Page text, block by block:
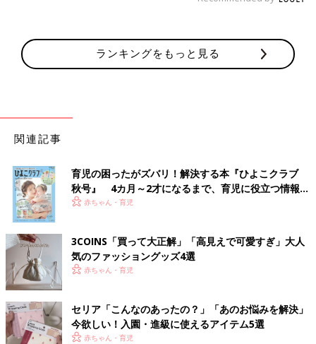
ランキングをもっと見る
関連記事
育児の困ったがズバリ！解決する本『ひよこクラブ
秋号』 4カ月～2才になるまで、育児に役立つ情報が
いっぱい！
赤ちゃん・育児
3COINS「買って大正解」「高見えで可愛すぎ」大人
気のファッショングッズ4選
赤ちゃん・育児
セリア「こんなのあったの？」「あのお悩みを解決」
今欲しい！入園・進級に使えるアイテム5選
赤ちゃん・育児